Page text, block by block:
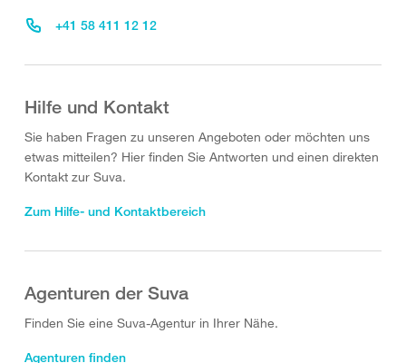
+41 58 411 12 12
Hilfe und Kontakt
Sie haben Fragen zu unseren Angeboten oder möchten uns
etwas mitteilen? Hier finden Sie Antworten und einen direkten
Kontakt zur Suva.
Zum Hilfe- und Kontaktbereich
Agenturen der Suva
Finden Sie eine Suva-Agentur in Ihrer Nähe.
Agenturen finden